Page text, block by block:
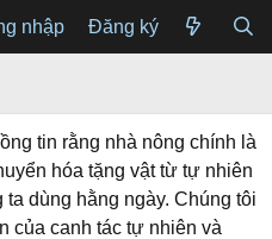
nhập Đăng ký
tin rằng nhà nông chính là
hóa tặng vật từ tự nhiên
dùng hằng ngày. Chúng tôi
của canh tác tự nhiên và